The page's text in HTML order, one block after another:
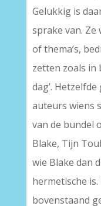
Gelukkig is
sprake van. Ze
of thema’s,
zetten zoals in
dag’.
auteurs wiens
van de bundel
Blake, Tijn
wie Blake dan
hermetische
bovenstaand